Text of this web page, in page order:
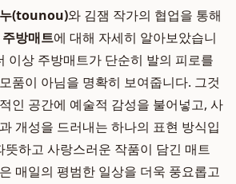
(tounou)와 김잼 작가의 협업을 통해
방매트에 대해 자세히 알아보았습니
이상 주방매트가 단순히 발의 피로를
품이 아님을 명확히 보여줍니다. 그것
인 공간에 예술적 감성을 불어넣고, 사
개성을 드러내는 하나의 표현 방식입
뜻하고 사랑스러운 작품이 담긴 매트
매일의 평범한 일상을 더욱 풍요롭고